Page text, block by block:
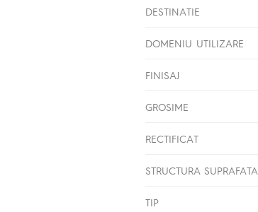
DESTINATIE
DOMENIU UTILIZARE
FINISAJ
GROSIME
RECTIFICAT
STRUCTURA SUPRAFATA
TIP